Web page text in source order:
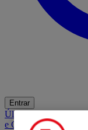
Entrar
ÚltimasMercado
e Cabelo